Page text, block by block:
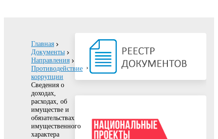
Главная
Документы
Направления
Противодействие
коррупции
Сведения о
доходах,
расходах, об
имуществе и
обязательствах
имущественного
характера